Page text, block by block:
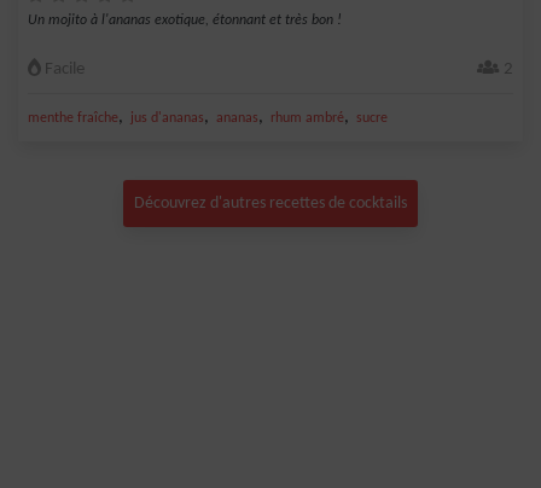
Un mojito à l'ananas exotique, étonnant et très bon !
Facile 2
menthe fraîche, jus d'ananas, ananas, rhum ambré, sucre
Découvrez d'autres recettes de cocktails